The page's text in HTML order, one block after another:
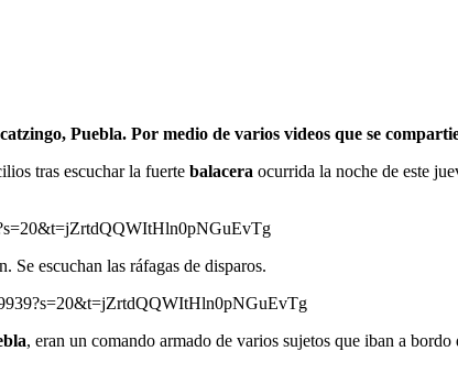
Puebla. Por medio de varios videos que se
tras escuchar la fuerte balacera ocurrida la noche de este
Se escuchan las ráfagas de disparos.
, eran un comando armado de varios sujetos que iban a